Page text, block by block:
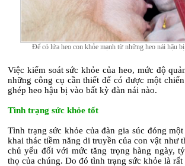
Để có lứa heo con khỏe mạnh từ những heo nái hậu
Việc kiểm soát sức khỏe của heo, mức độ
những công cụ cần thiết để có được một
ghép heo hậu bị vào bất kỳ đàn nái nào.
Tình trạng sức khỏe tốt
Tình trạng sức khỏe của đàn gia súc đóng
khai thác tiềm năng di truyền của con vật như
chủ yếu đối với mức tăng trọng hàng ngày,
thọ của chúng. Do đó tình trạng sức khỏe là rất